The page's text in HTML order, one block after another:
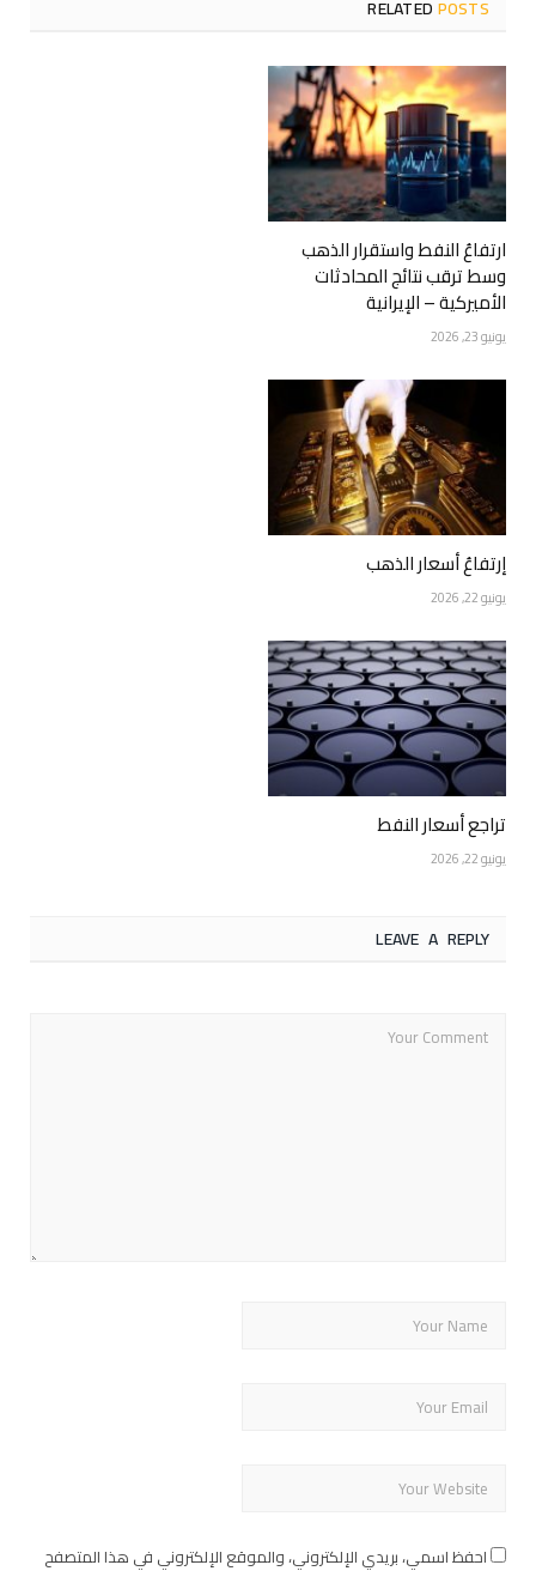
RELATEDPOSTS
ارتفاعُ النفط واستقرار الذهب
وسط ترقب نتائج المحادثات
الأميركية – الإيرانية
يونيو 23, 2026
إرتفاعُ أسعار الذهب
يونيو 22, 2026
تراجع أسعار النفط
يونيو 22, 2026
LEAVE A REPLY
احفظ اسمي، بريدي الإلكتروني، والموقع الإلكتروني في هذا المتصفح